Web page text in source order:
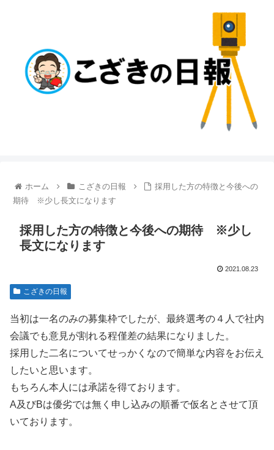
ホーム こざきの日報
採用した方の特徴と今後への
期待 ※少し長文になります
採用した方の特徴と今後への期待 ※少し
長文になります
2021.08.23
こざきの日報
当初は一名のみの募集枠でしたが、最終選考の４人で社内
会議でも意見が割れる程僅差の結果になりました。
採用した二名についてせっかくなので簡単な内容をお伝え
したいと思います。
もちろん本人には承諾を得ております。
A及びBは優劣では無く申し込みの順番で仮名とさせて頂
いております。